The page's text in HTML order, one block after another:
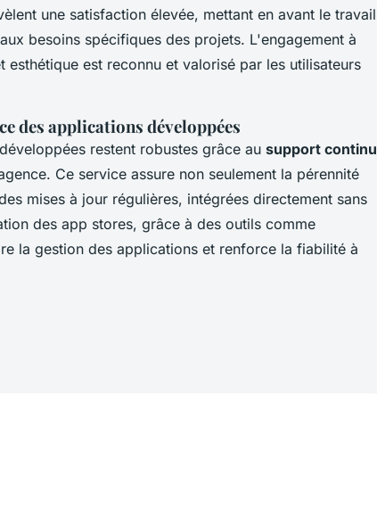
une satisfaction élevée, mettant en avant le travail
besoins spécifiques des projets. L'engagement à
est reconnu et valorisé par les utilisateurs
des applications développées
restent robustes grâce au support continu
Ce service assure non seulement la pérennité
mises à jour régulières, intégrées directement sans
des app stores, grâce à des outils comme
la gestion des applications et renforce la fiabilité à